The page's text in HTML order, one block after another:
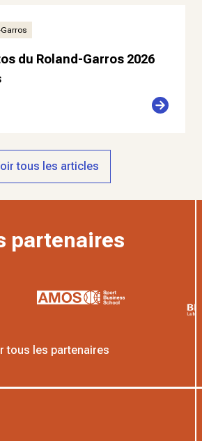
du Roland-Garros 2026
tous les articles
partenaires
tous les partenaires